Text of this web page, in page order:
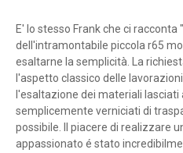
E' lo stesso Frank che ci racconta
dell'intramontabile piccola r65
esaltarne la semplicità. La
l'aspetto classico delle
l'esaltazione dei materiali lasciati
semplicemente verniciati di
possibile. Il piacere di realizzare
appassionato é stato